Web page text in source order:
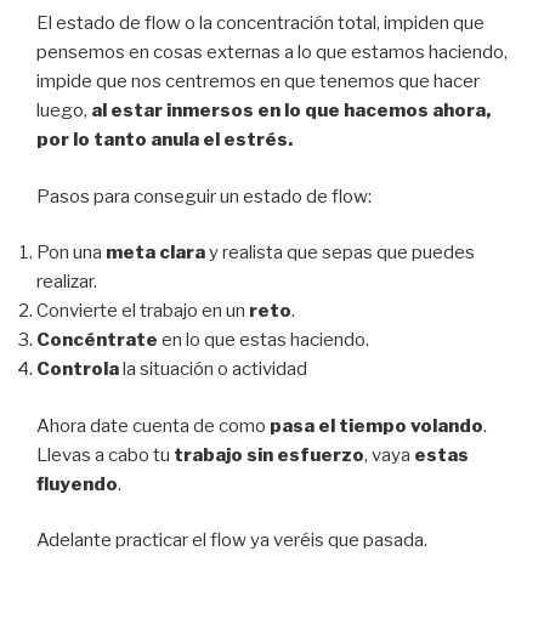
El estado de flow o la concentración total, impiden que
pensemos en cosas externas a lo que estamos haciendo,
impide que nos centremos en que tenemos que hacer
luego, al estar inmersos en lo que hacemos ahora,
por lo tanto anula el estrés.
Pasos para conseguir un estado de flow:
Pon una meta claray realista que sepas que puedes
realizar.
Convierte el trabajo en un reto.
Concéntrate en lo que estas haciendo.
Controlala situación o actividad
Ahora date cuenta de como pasa el tiempo volando.
Llevas a cabo tu trabajo sin esfuerzo, vaya estas
fluyendo.
Adelante practicar el flow ya veréis que pasada.